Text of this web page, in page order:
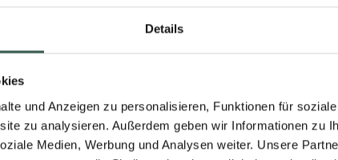
Details
und Anzeigen zu personalisieren, Funktionen für
zu analysieren. Außerdem geben wir Informationen zu
Medien, Werbung und Analysen weiter. Unsere
Zero
eat
the raw
search of